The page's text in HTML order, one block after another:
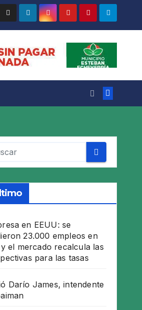
en EEUU: se
23.000 empleos en
el mercado recalcula las
para las tasas
Darío James, intendente